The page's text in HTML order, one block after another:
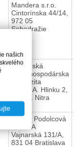
Mandera s.r.o.
Cintorínska 44/14,
972 05
Sebedražie
Slovenská
poľnohospodárska
univerzita
Trieda A. Hlinku 2,
949 01 Nitra
Ľubica Podolcová
ĽUBICA
Vajnarská 131/A,
831 04 Bratislava
našich